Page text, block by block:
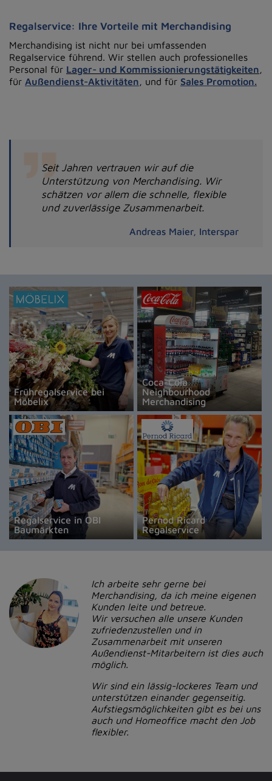
Regalservice: Ihre Vorteile mit Merchandising
Merchandising ist nicht nur bei umfassenden
Regalservice führend. Wir stellen auch professionelles
Personal für Lager- und Kommissionierungstätigkeiten,
für Außendienst-Aktivitäten, und für Sales Promotion.
Seit Jahren vertrauen wir auf die
Unterstützung von Merchandising. Wir
schätzen vor allem die schnelle, flexible
und zuverlässige Zusammenarbeit.
Andreas Maier, Interspar
Frühregalservice bei
Möbelix
Coca-Cola
Neighbourhood
Merchandising
Regalservice in OBI
Baumärkten
Pernod Ricard
Regalservice
Ich arbeite sehr gerne bei
Merchandising, da ich meine eigenen
Kunden leite und betreue.
Wir versuchen alle unsere Kunden
zufriedenzustellen und in
Zusammenarbeit mit unseren
Außendienst-Mitarbeitern ist dies auch
möglich.
Wir sind ein lässig-lockeres Team und
unterstützen einander gegenseitig.
Aufstiegsmöglichkeiten gibt es bei uns
auch und Homeoffice macht den Job
flexibler.